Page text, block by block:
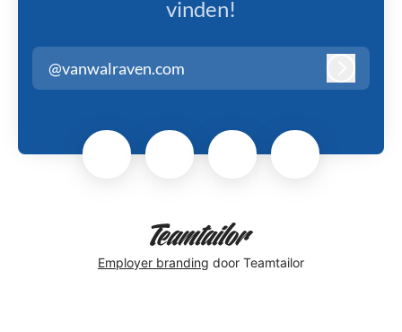
vinden!
@vanwalraven.com
Employer branding door Teamtailor